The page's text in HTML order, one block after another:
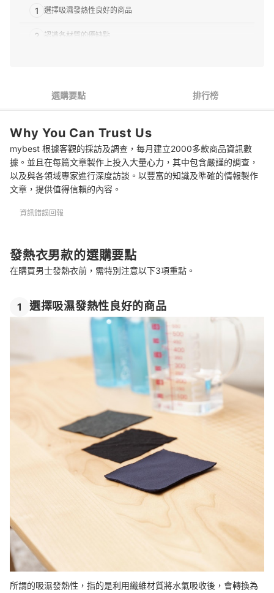
1 選擇吸濕發熱性良好的商品
2 認識各材質的優缺點
一併參考女用發熱衣
選購要點 排行榜
Why You Can Trust Us
mybest 根據客觀的採訪及調查，每月建立2000多款商品資訊數
據。並且在每篇文章製作上投入大量心力，其中包含嚴謹的調查，
以及與各領域專家進行深度訪談。以豐富的知識及準確的情報製作
文章，提供值得信賴的內容。
資訊錯誤回報
發熱衣男款的選購要點
在購買男士發熱衣前，需特別注意以下3項重點。
1 選擇吸濕發熱性良好的商品
所謂的吸濕發熱性，指的是利用纖維材質將水氣吸收後，會轉換為